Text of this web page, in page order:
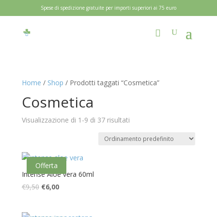
Spese di spedizione gratuite per importi superiori ai 75 euro
Home / Shop / Prodotti taggati “Cosmetica”
Cosmetica
Visualizzazione di 1-9 di 37 risultati
Offerta
Intense Aloe vera 60ml
€9,50 Il
€6,00Il